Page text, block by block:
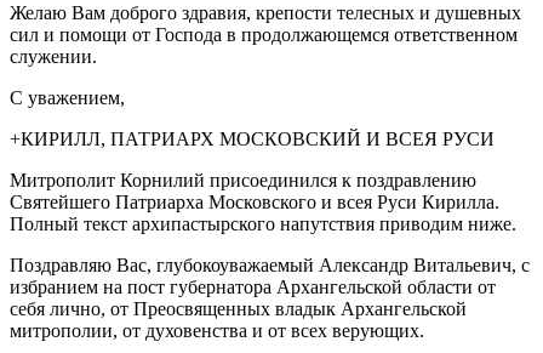
Желаю Вам доброго здравия, крепости телесных и душевных
сил и помощи от Господа в продолжающемся ответственном
служении.
С уважением,
+КИРИЛЛ, ПАТРИАРХ МОСКОВСКИЙ И ВСЕЯ РУСИ
Митрополит Корнилий присоединился к поздравлению
Святейшего Патриарха Московского и всея Руси Кирилла.
Полный текст архипастырского напутствия приводим ниже.
Поздравляю Вас, глубокоуважаемый Александр Витальевич, с
избранием на пост губернатора Архангельской области от
себя лично, от Преосвященных владык Архангельской
митрополии, от духовенства и от всех верующих.